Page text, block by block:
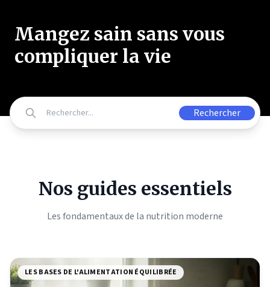
Mangez sain sans vous
compliquer la vie
Rechercher
Nos guides essentiels
Les fondamentaux de la nutrition moderne
LES BASES DE L'ALIMENTATION ÉQUILIBRÉE